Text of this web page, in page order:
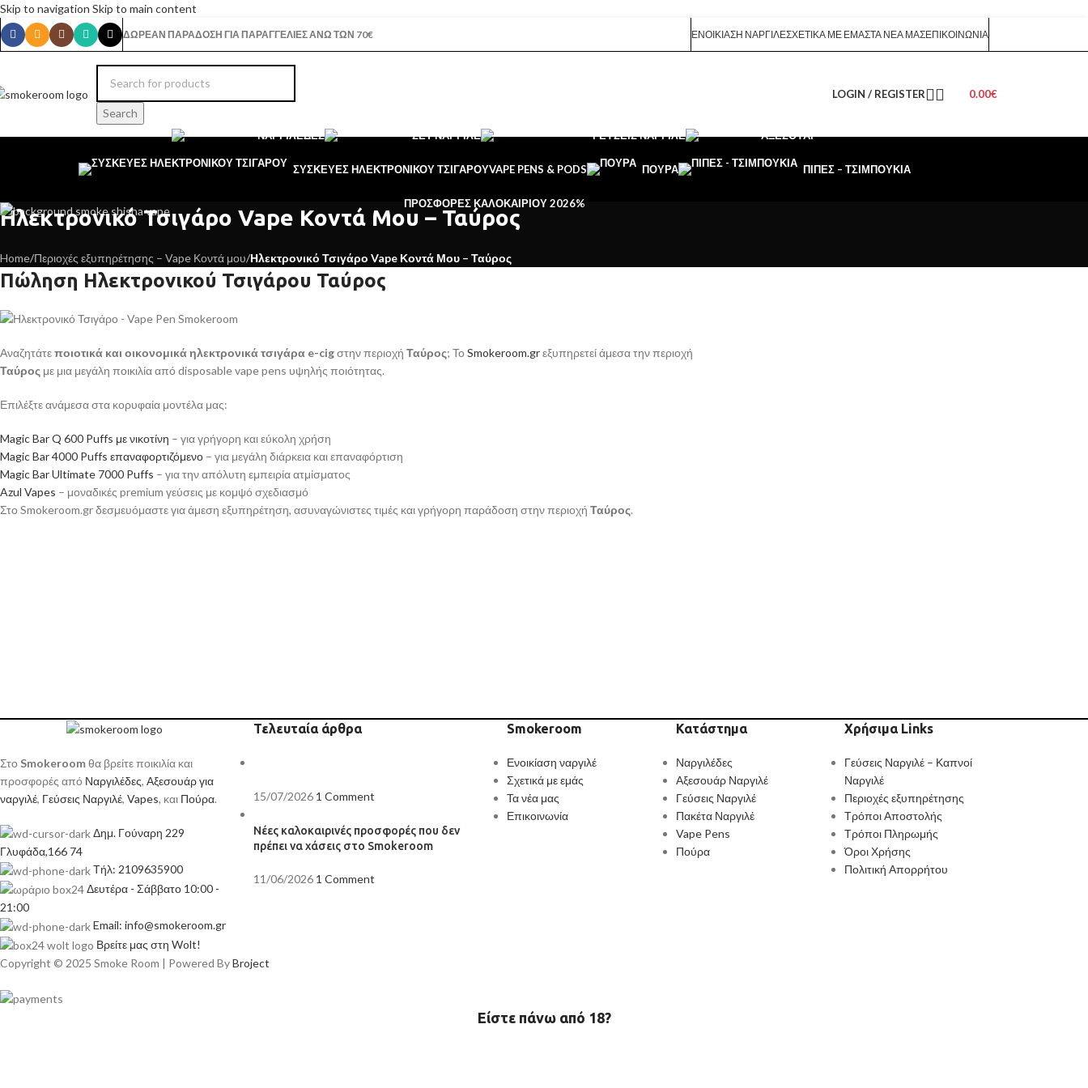
Skip to navigation Skip to main content
ΔΩΡΕΑΝ ΠΑΡΑΔΟΣΗ ΓΙΑ ΠΑΡΑΓΓΕΛΙΕΣ ΑΝΩ ΤΩΝ 70€ ΕΝΟΙΚΊΑΣΗ ΝΑΡΓΙΛΈΣΧΕΤΙΚΆ ΜΕ ΕΜΆΣΤΑ ΝΈΑ ΜΑΣΕΠΙΚΟΙΝΩΝΊΑ
Search
LOGIN / REGISTER 0.00€
ΝΑΡΓΙΛΈΔΕΣ ΣΕΤ ΝΑΡΓΙΛΈ ΓΕΎΣΕΙΣ ΝΑΡΓΙΛΈ ΑΞΕΣΟΥΆΡ
ΣΥΣΚΕΥΕΣ ΗΛΕΚΤΡΟΝΙΚΟΥ ΤΣΙΓΑΡΟΥVAPE PENS & PODS ΠΟΎΡΑ ΠΊΠΕΣ – ΤΣΙΜΠΟΎΚΙΑ
ΠΡΟΣΦΟΡΈΣ ΚΑΛΟΚΑΙΡΙΟΎ 2026%
Ηλεκτρονικό Τσιγάρο Vape Κοντά Μου – Ταύρος
Home/Περιοχές εξυπηρέτησης – Vape Κοντά μου/Ηλεκτρονικό Τσιγάρο Vape Κοντά Μου – Ταύρος
Πώληση Ηλεκτρονικού Τσιγάρου Ταύρος
Αναζητάτεποιοτικά και οικονομικά ηλεκτρονικά τσιγάρα e-cigστην περιοχή Ταύρος; Το Smokeroom.grεξυπηρετεί άμεσα την περιοχή
Ταύρος με μια μεγάλη ποικιλία από disposable vape pens υψηλής ποιότητας.
Επιλέξτε ανάμεσα στα κορυφαία μοντέλα μας:
Magic Bar Q 600 Puffs με νικοτίνη – για γρήγορη και εύκολη χρήση
Magic Bar 4000 Puffs επαναφορτιζόμενο – για μεγάλη διάρκεια και επαναφόρτιση
Magic Bar Ultimate 7000 Puffs – για την απόλυτη εμπειρία ατμίσματος
Azul Vapes – μοναδικές premium γεύσεις με κομψό σχεδιασμό
Στο Smokeroom.gr δεσμευόμαστε για άμεση εξυπηρέτηση, ασυναγώνιστες τιμές και γρήγορη παράδοση στην περιοχή Ταύρος.
Στο Smokeroomθα βρείτε ποικιλία και
προσφορές από Ναργιλέδες, Αξεσουάρ για
ναργιλέ, Γεύσεις Ναργιλέ, Vapes, και Πούρα.
Δημ. Γούναρη 229
Γλυφάδα,166 74
Τήλ: 2109635900
Δευτέρα - Σάββατο 10:00 -
21:00
Email: info@smokeroom.gr
Βρείτε μας στη Wolt!
Τελευταία άρθρα
15/07/2026 1 Comment
Νέες καλοκαιρινές προσφορές που δεν
πρέπει να χάσεις στο Smokeroom
11/06/2026 1 Comment
Smokeroom
Ενοικίαση ναργιλέ
Σχετικά με εμάς
Τα νέα μας
Επικοινωνία
Κατάστημα
Ναργιλέδες
Αξεσουάρ Ναργιλέ
Γεύσεις Ναργιλέ
Πακέτα Ναργιλέ
Vape Pens
Πούρα
Χρήσιμα Links
Γεύσεις Ναργιλέ – Καπνοί
Ναργιλέ
Περιοχές εξυπηρέτησης
Τρόποι Αποστολής
Τρόποι Πληρωμής
Όροι Χρήσης
Πολιτική Απορρήτου
Copyright © 2025 Smoke Room | Powered ByBroject
Είστε πάνω από 18?